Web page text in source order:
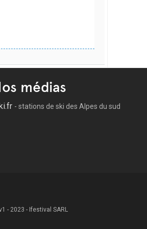
médias
- stations de ski des Alpes du sud
- 2023 - Ifestival SARL